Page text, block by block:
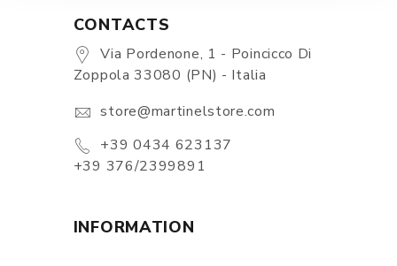
CONTACTS
Via Pordenone, 1 - Poincicco Di
Zoppola 33080 (PN) - Italia
store@martinelstore.com
+39 0434 623137
+39 376/2399891
INFORMATION